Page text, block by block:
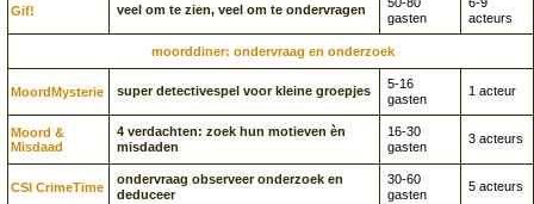
Gif! veel om te zien, veel om te ondervragen
gasten
acteurs
moorddiner: ondervraag en onderzoek
Moord­Mysterie super detectivespel voor kleine groepjes
5-16
gasten
1 acteur
Moord &
Misdaad
4 verdachten: zoek hun motieven èn
misdaden
16-30
gasten
3 acteurs
CSI CrimeTime
ondervraag observeer onderzoek en
deduceer
30-60
gasten
5 acteurs